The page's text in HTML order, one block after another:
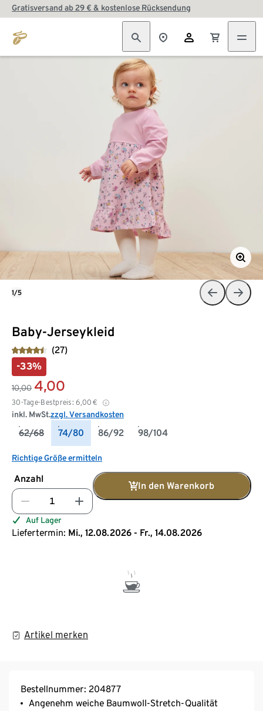
Gratisversand ab 29 € & kostenlose Rücksendung
Baby-Jerseykleid
(27)
-33%
10,00 4,00
30-Tage-Bestpreis: 6,00 €
inkl. MwSt.zzgl. Versandkosten
62/68 74/80 86/92 98/104
Richtige Größe ermitteln
Anzahl
In den Warenkorb
Auf Lager
Liefertermin: Mi., 12.08.2026 - Fr., 14.08.2026
Artikel merken
1/5
Bestellnummer: 204877
Angenehm weiche Baumwoll-Stretch-Qualität